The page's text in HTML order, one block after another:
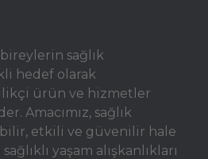
sağlık
hedef olarak
ürün ve hizmetler
Amacımız, sağlık
etkili ve güvenilir hale
yaşam alışkanlıkları